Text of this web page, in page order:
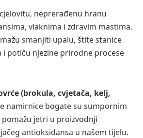
neprerađenu hranu
vlaknima i zdravim mastima.
smanjiti upalu, štite stanice
i potiču njezine prirodne procese
(brokula, cvjetača, kelj,
namirnice bogate su sumpornim
jetri u proizvodnji
antioksidansa u našem tijelu.